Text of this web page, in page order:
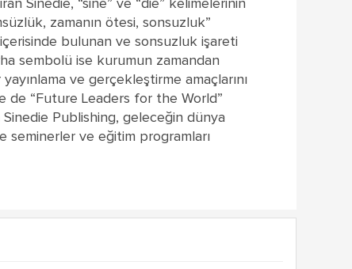
Sinedie, “sine” ve “die” kelimelerinin
zamanın ötesi, sonsuzluk”
içerisinde bulunan ve sonsuzluk işareti
sembolü ise kurumun zamandan
yayınlama ve gerçekleştirme amaçlarını
de “Future Leaders for the World”
Publishing, geleceğin dünya
seminerler ve eğitim programları